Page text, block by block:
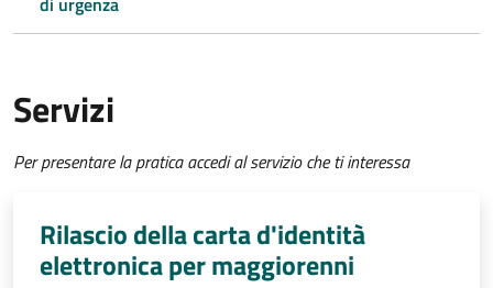
Servizi
Per presentare la pratica accedi al servizio che ti interessa
Rilascio della carta d'identità
elettronica per maggiorenni